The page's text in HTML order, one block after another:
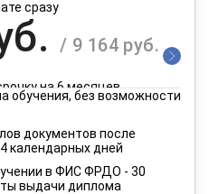
сразу
/ 9 164 руб.
на 6 месяцев
на 12 месяцев
обучения, без возможности
документов после
календарных дней
в ФИС ФРДО - 30
выдачи диплома